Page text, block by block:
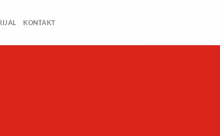
KONTAKT